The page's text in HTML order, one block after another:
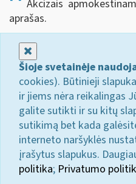
Akcizais
aprašas.
Šioje svetainėje
cookies). Būtinieji
ir jiems nėra reikalingas
galite sutikti ir su kitų
sutikimą bet kada
interneto naršyklės
įrašytus slapukus.
politika; Privatumo